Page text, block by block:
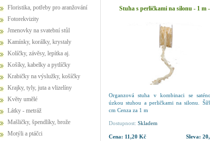
Floristika, potřeby pro aranžování
Fotorekvizity
Jmenovky na svatební stůl
Kamínky, korálky, krystaly
Kolíčky, závěsy, lepítka aj.
Košíky, kabelky a pytlíčky
Krabičky na výslužky, košíčky
Krajky, tyly, juta a vlizelíny
Květy umělé
Látky - metráž
Mašličky, špendlíky, brože
Motýli a ptáčci
Stuha s perličkami na silonu - 1 m -
Organzová stuha v kombinaci se
úzkou stuhou a perličkami na silonu.
cm Cenza za 1 m
Dostupnost: Skladem
Cena: 11,20 Kč Sleva: